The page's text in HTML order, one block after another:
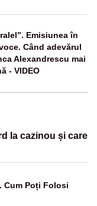
Emisiunea în
Când adevărul
Alexandrescu mai
- VIDEO
la cazinou și care
Cum Poți Folosi